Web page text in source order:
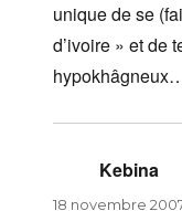
unique de se
d’ivoire » et de
Kebina
18 novembre 2007